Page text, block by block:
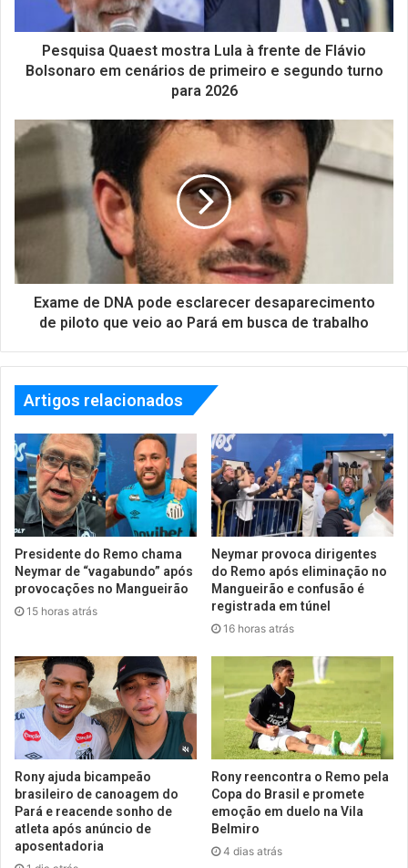
Pesquisa Quaest mostra Lula à frente de Flávio
Bolsonaro em cenários de primeiro e segundo turno
para 2026
Exame de DNA pode esclarecer desaparecimento
de piloto que veio ao Pará em busca de trabalho
Artigos relacionados
Presidente do Remo chama
Neymar de “vagabundo” após
provocações no Mangueirão
15 horas atrás
Neymar provoca dirigentes
do Remo após eliminação no
Mangueirão e confusão é
registrada em túnel
16 horas atrás
Rony ajuda bicampeão
brasileiro de canoagem do
Pará e reacende sonho de
atleta após anúncio de
aposentadoria
Rony reencontra o Remo pela
Copa do Brasil e promete
emoção em duelo na Vila
Belmiro
4 dias atrás